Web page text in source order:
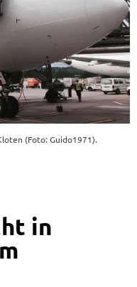
(Foto: Guido1971).
in